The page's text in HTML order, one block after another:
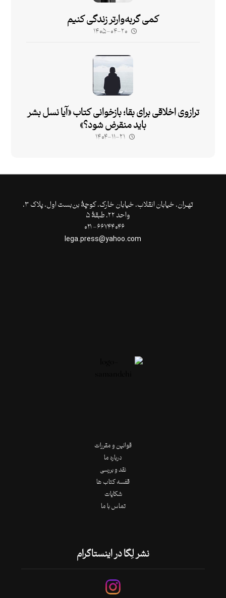
کمی گربه‌وارتر زندگی کنیم
۱۴۰۵-۰۴-۲۰
ترازوی اخلاقی برای بقا؛ بازخوانی کتاب «آیا نسل بشر
باید منقرض شود؟»
۱۴۰۴-۱۱-۲۱
تهـران،‌ خیابان انقلاب، خیابان خارک، کوچۀ بن‌بست اول، پلاک ۳،
واحد ۲۲، طبقۀ ۵
قوانین و مقررات
درباره ما
نقد و بررسی
قفسه کتاب ها
شکایات
تماس با ما
نشر لِگا در اینستاگرام